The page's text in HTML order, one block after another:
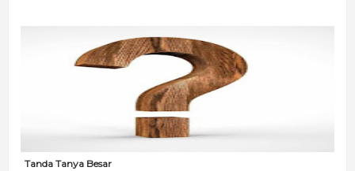
Tanda Tanya Besar